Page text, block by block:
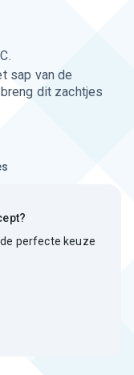
sap van de
dit zachtjes
perfecte keuze